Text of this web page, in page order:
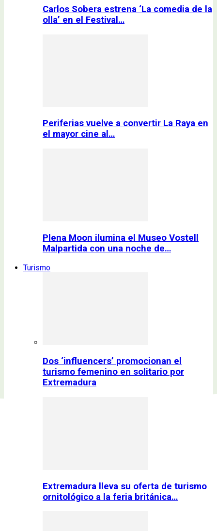
Carlos Sobera estrena ‘La comedia de la
olla’ en el Festival…
Periferias vuelve a convertir La Raya en
el mayor cine al…
Plena Moon ilumina el Museo Vostell
Malpartida con una noche de…
Turismo
Dos ‘influencers’ promocionan el
turismo femenino en solitario por
Extremadura
Extremadura lleva su oferta de turismo
ornitológico a la feria británica…